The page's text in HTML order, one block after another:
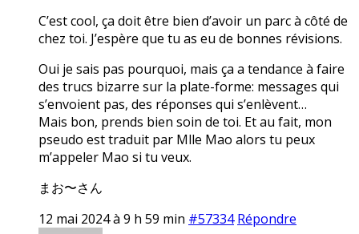
C’est cool, ça doit être bien d’avoir un parc à côté de
chez toi. J’espère que tu as eu de bonnes révisions.
Oui je sais pas pourquoi, mais ça a tendance à faire
des trucs bizarre sur la plate-forme: messages qui
s’envoient pas, des réponses qui s’enlèvent…
Mais bon, prends bien soin de toi. Et au fait, mon
pseudo est traduit par Mlle Mao alors tu peux
m’appeler Mao si tu veux.
まお〜さん
12 mai 2024 à 9 h 59 min #57334 Répondre